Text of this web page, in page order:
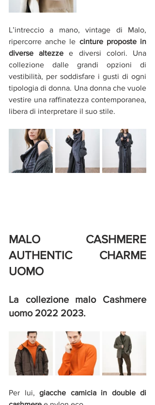
L’intreccio a mano, vintage di Malo,
ripercorre anche le cinture proposte in
diverse altezze e diversi colori. Una
collezione dalle grandi opzioni di
vestibilità, per soddisfare i gusti di ogni
tipologia di donna. Una donna che vuole
vestire una raffinatezza contemporanea,
libera di interpretare il suo stile.
MALO CASHMERE
AUTHENTIC CHARME
UOMO
La collezione malo Cashmere
uomo 2022 2023.
Per lui, giacche camicia in double di